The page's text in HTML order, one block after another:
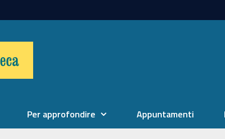
Per approfondire Appuntamenti